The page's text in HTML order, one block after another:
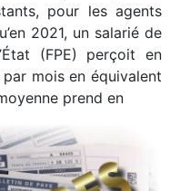
pour les agents
2021, un salarié de
(FPE) perçoit en
mois en équivalent
prend en